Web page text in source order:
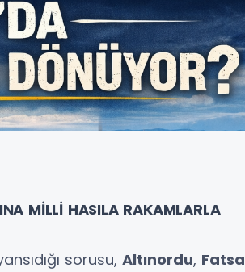
MİLLİ HASILA RAKAMLARLA
sorusu, Altınordu, Fatsa